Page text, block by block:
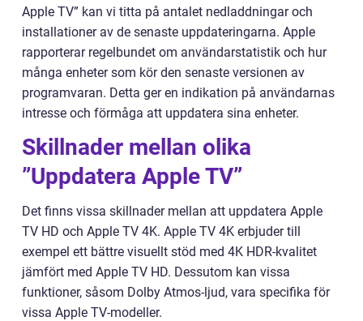
Apple TV” kan vi titta på antalet nedladdningar och
installationer av de senaste uppdateringarna. Apple
rapporterar regelbundet om användarstatistik och hur
många enheter som kör den senaste versionen av
programvaran. Detta ger en indikation på användarnas
intresse och förmåga att uppdatera sina enheter.
Skillnader mellan olika
”Uppdatera Apple TV”
Det finns vissa skillnader mellan att uppdatera Apple
TV HD och Apple TV 4K. Apple TV 4K erbjuder till
exempel ett bättre visuellt stöd med 4K HDR-kvalitet
jämfört med Apple TV HD. Dessutom kan vissa
funktioner, såsom Dolby Atmos-ljud, vara specifika för
vissa Apple TV-modeller.